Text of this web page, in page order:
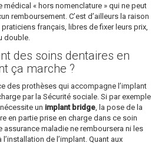
« hors nomenclature » qui ne peut
remboursement. C’est d’ailleurs la raison
français, libres de fixer leurs prix,
double.
des soins dentaires en
ça marche ?
des prothèses qui accompagne l’implant
par la Sécurité sociale. Si par exemple
un implant bridge , la pose de la
en partie prise en charge dans ce soin
assurance maladie ne remboursera ni les
de l’implant. Quant aux